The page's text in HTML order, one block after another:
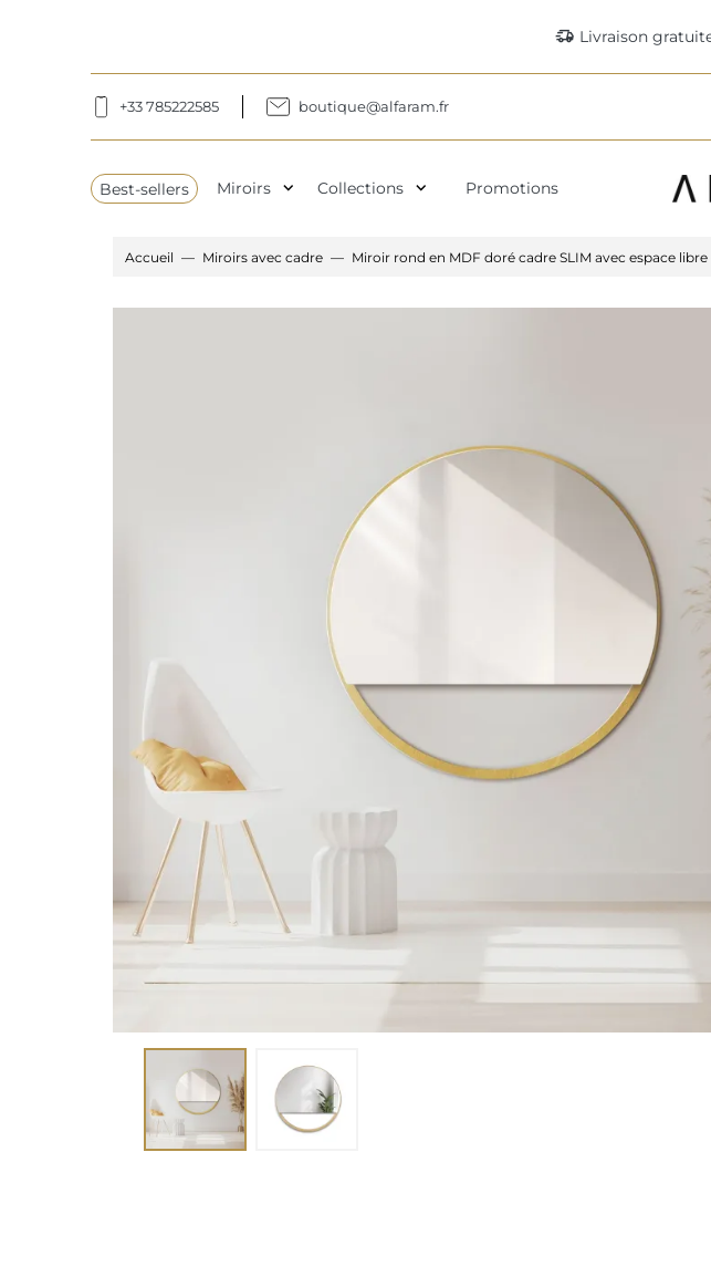
delivery_truck_speed Livraison
+33 785222585 boutique@alfaram.fr
Best-sellers Miroirs expand_more Collections expand_more Promotions
Accueil Miroirs avec cadre Miroir rond en MDF doré cadre SLIM avec espace libre